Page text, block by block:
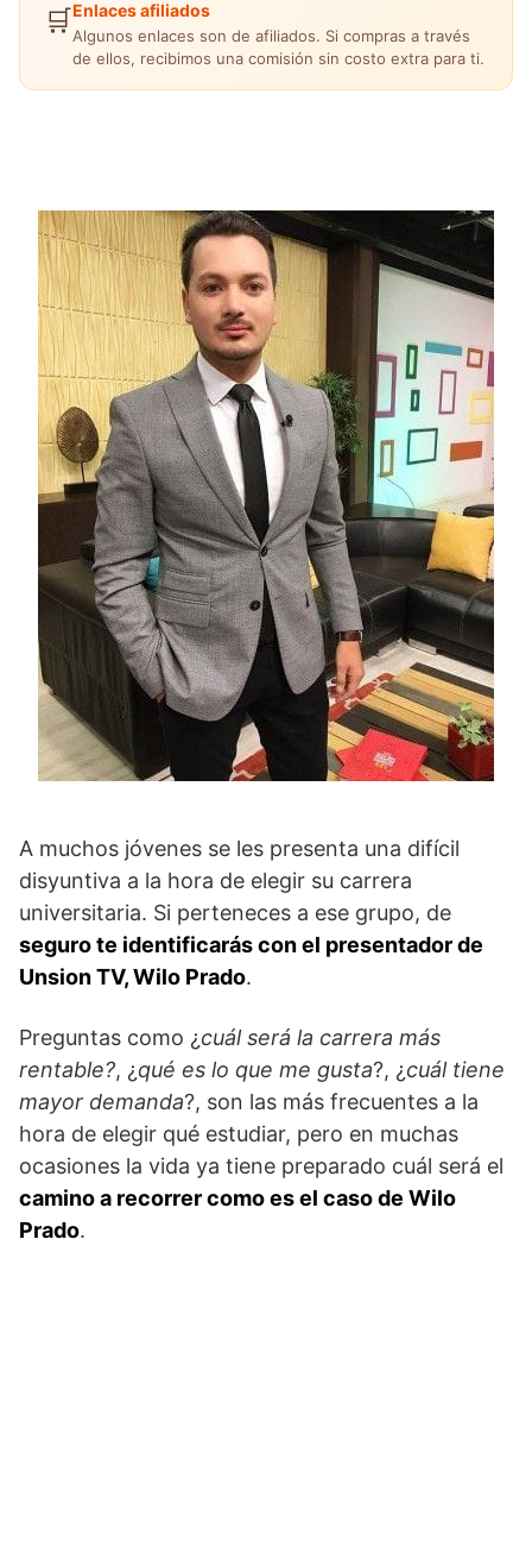
🛒Enlaces afiliados
Algunos enlaces son de afiliados. Si compras a través
de ellos, recibimos una comisión sin costo extra para ti.
A muchos jóvenes se les presenta una difícil
disyuntiva a la hora de elegir su carrera
universitaria. Si perteneces a ese grupo, de
seguro te identificarás con el presentador de
Unsion TV, Wilo Prado.
Preguntas como ¿cuál será la carrera más
rentable?, ¿qué es lo que me gusta?, ¿cuál tiene
mayor demanda?, son las más frecuentes a la
hora de elegir qué estudiar, pero en muchas
ocasiones la vida ya tiene preparado cuál será el
camino a recorrer como es el caso de Wilo
Prado.